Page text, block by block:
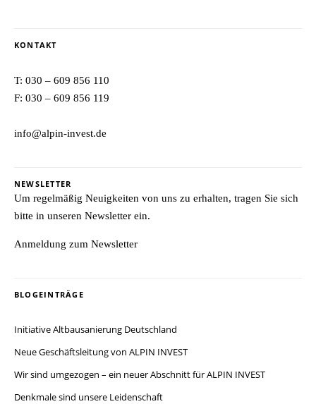
KONTAKT
T: 030 – 609 856 110
F: 030 – 609 856 119
info@alpin-invest.de
NEWSLETTER
Um regelmäßig Neuigkeiten von uns zu erhalten, tragen Sie sich
bitte in unseren Newsletter ein.
Anmeldung zum Newsletter
BLOGEINTRÄGE
Initiative Altbausanierung Deutschland
Neue Geschäftsleitung von ALPIN INVEST
Wir sind umgezogen – ein neuer Abschnitt für ALPIN INVEST
Denkmale sind unsere Leidenschaft